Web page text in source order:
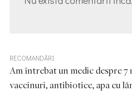
RECOMANDĂRI
Am întrebat un medic despre 7
vaccinuri, antibiotice, apa cu